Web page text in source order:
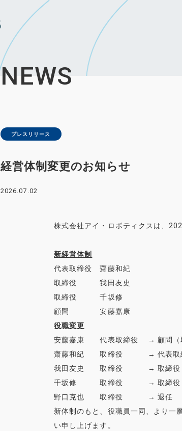
NEWS
プレスリリース
経営体制変更のお知らせ
2026.07.02
株式会社アイ・ロボティクスは、
新経営体制
代表取締役 齋藤和紀
取締役 我田友史
取締役 千坂修
顧問 安藤嘉康
役職変更
安藤嘉康 代表取締役 → 顧問（取
齋藤和紀 取締役 → 代表取
我田友史 取締役 → 取締役（
千坂修 取締役 → 取締役（
野口克也 取締役 → 退任
新体制のもと、役職員一同、より一
い申し上げます。